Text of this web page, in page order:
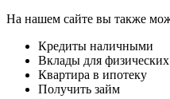
На нашем сайте вы также
Кредиты наличными
Вклады для
Квартира в ипотеку
Получить займ